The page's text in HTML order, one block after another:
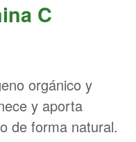
C
orgánico y
y aporta
de forma natural.